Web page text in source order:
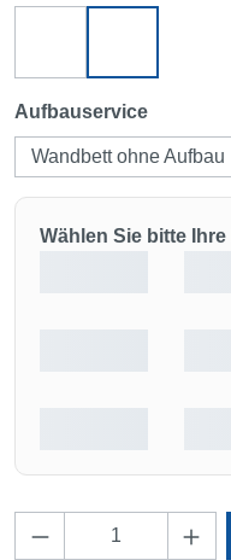
Aufbauservice
Wandbett ohne Aufbau
Wählen Sie bitte
Produkt